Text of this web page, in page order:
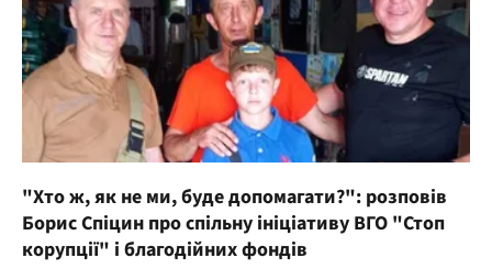
"Хто ж, як не ми, буде допомагати?": розповів
Борис Спіцин про спільну ініціативу ВГО "Стоп
корупції" і благодійних фондів